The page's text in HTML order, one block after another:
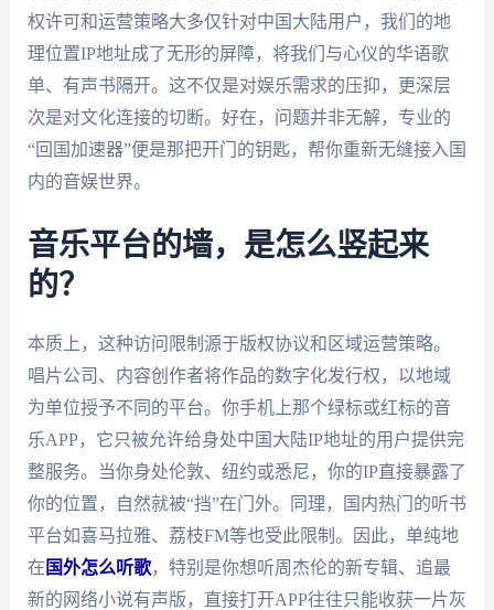
权许可和运营策略大多仅针对中国大陆用户，我们的地
理位置IP地址成了无形的屏障，将我们与心仪的华语歌
单、有声书隔开。这不仅是对娱乐需求的压抑，更深层
次是对文化连接的切断。好在，问题并非无解，专业的
“回国加速器”便是那把开门的钥匙，帮你重新无缝接入国
内的音娱世界。
音乐平台的墙，是怎么竖起来
的？
本质上，这种访问限制源于版权协议和区域运营策略。
唱片公司、内容创作者将作品的数字化发行权，以地域
为单位授予不同的平台。你手机上那个绿标或红标的音
乐APP，它只被允许给身处中国大陆IP地址的用户提供完
整服务。当你身处伦敦、纽约或悉尼，你的IP直接暴露了
你的位置，自然就被“挡”在门外。同理，国内热门的听书
平台如喜马拉雅、荔枝FM等也受此限制。因此，单纯地
在 国外怎么听歌，特别是你想听周杰伦的新专辑、追最
新的网络小说有声版，直接打开APP往往只能收获一片灰